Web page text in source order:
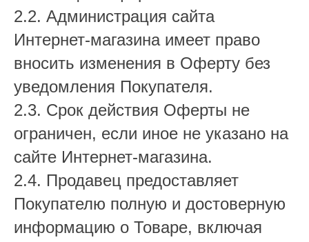
2.2. Администрация сайта
Интернет-магазина имеет право
вносить изменения в Оферту без
уведомления Покупателя.
2.3. Срок действия Оферты не
ограничен, если иное не указано на
сайте Интернет-магазина.
2.4. Продавец предоставляет
Покупателю полную и достоверную
информацию о Товаре, включая